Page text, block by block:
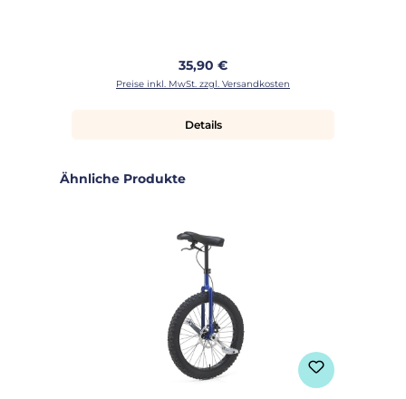
Regulärer Preis:
35,90 €
Preise inkl. MwSt. zzgl. Versandkosten
Details
Produktgalerie überspringen
Ähnliche Produkte